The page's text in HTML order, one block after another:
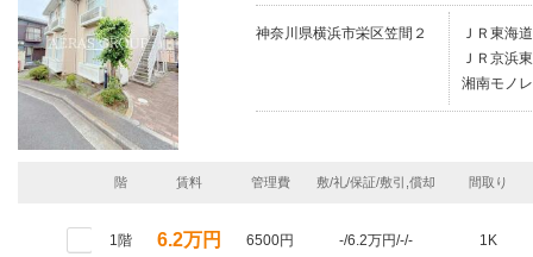
神奈川県横浜市栄区笠間２
ＪＲ東海
ＪＲ京浜
湘南モノ
階 賃料 管理費 敷/礼/保証/敷引,償却 間取り
1階 6.2万円 6500円 -/6.2万円/-/- 1K